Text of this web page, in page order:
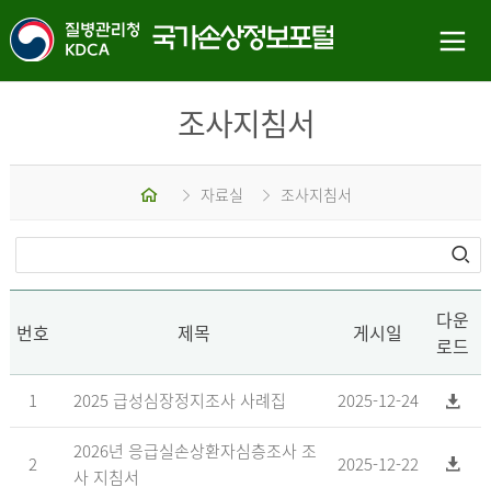
조사지침서
홈 자료실 조사지침서
번호 제목 게시일
다운
로드
1 2025 급성심장정지조사 사례집 2025-12-24
2
2026년 응급실손상환자심층조사 조
사 지침서
2025-12-22